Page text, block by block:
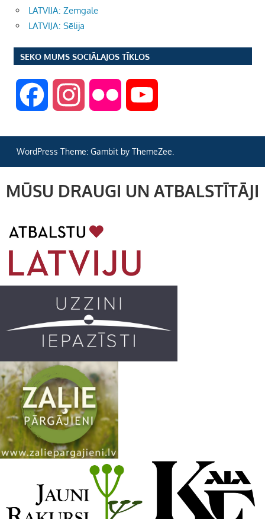
LATVIJA: Zemgale
LATVIJA: Sēlija
SEKO MUMS SOCIĀLAJOS TĪKLOS
c
e
o
o
s
t
g
r
a
m
i
r
u
T
e
WordPress Theme: Gambit by ThemeZee.
MŪSU DRAUGI UN ATBALSTĪTĀJI